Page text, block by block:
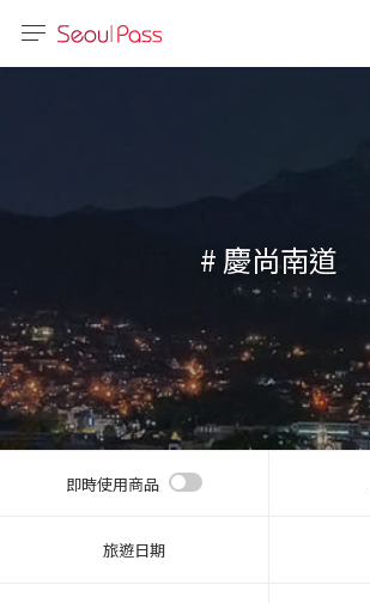
文 (台灣)
# 慶尚南道
即時使用商品
旅遊日期